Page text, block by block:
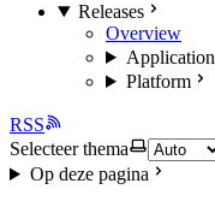
Releases
Overview
Application
Platform
RSS
Selecteer thema
Op deze pagina